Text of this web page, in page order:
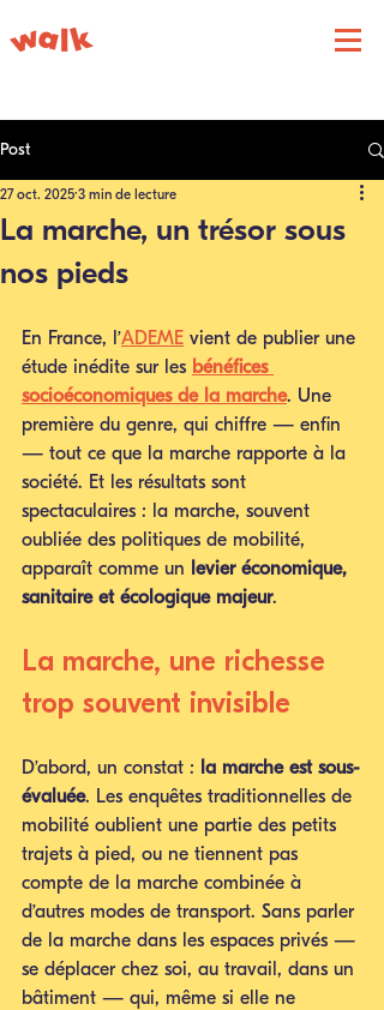
Post
La marche, un trésor sous
nos pieds
27 oct. 2025 3 min de lecture
En France, l’ADEME vient de publier une
étude inédite sur les bénéfices
socioéconomiques de la marche. Une
première du genre, qui chiffre — enfin
— tout ce que la marche rapporte à la
société. Et les résultats sont
spectaculaires : la marche, souvent
oubliée des politiques de mobilité,
apparaît comme un levier économique,
sanitaire et écologique majeur.
La marche, une richesse
trop souvent invisible
D’abord, un constat : la marche est sous-
évaluée. Les enquêtes traditionnelles de
mobilité oublient une partie des petits
trajets à pied, ou ne tiennent pas
compte de la marche combinée à
d’autres modes de transport. Sans parler
de la marche dans les espaces privés —
se déplacer chez soi, au travail, dans un
bâtiment — qui, même si elle ne